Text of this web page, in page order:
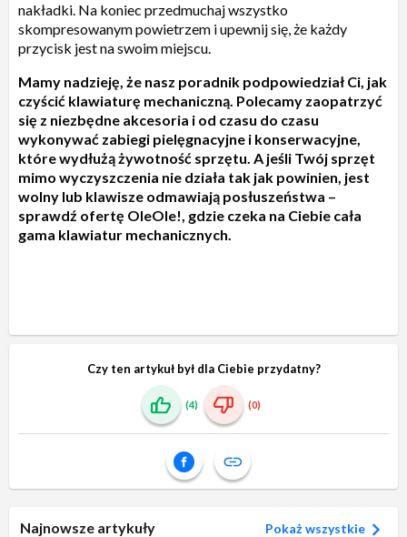
nakładki. Na koniec przedmuchaj wszystko
skompresowanym powietrzem i upewnij się, że każdy
przycisk jest na swoim miejscu.
Mamy nadzieję, że nasz poradnik podpowiedział Ci, jak
czyścić klawiaturę mechaniczną. Polecamy zaopatrzyć
się z niezbędne akcesoria i od czasu do czasu
wykonywać zabiegi pielęgnacyjne i konserwacyjne,
które wydłużą żywotność sprzętu. A jeśli Twój sprzęt
mimo wyczyszczenia nie działa tak jak powinien, jest
wolny lub klawisze odmawiają posłuszeństwa –
sprawdź ofertę OleOle!, gdzie czeka na Ciebie cała
gama klawiatur mechanicznych.
Czy ten artykuł był dla Ciebie przydatny?
(4) (0)
Najnowsze artykuły Pokaż wszystkie